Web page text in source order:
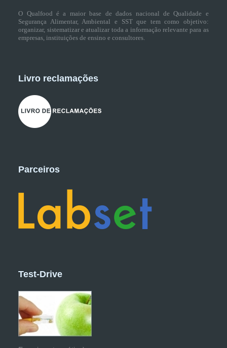
O Qualfood é a maior base de dados nacional de Qualidade e
Segurança Alimentar, Ambiental e SST que tem como objetivo:
organizar, sistematizar e atualizar toda a informação relevante para as
empresas, instituições de ensino e consultores.
Livro reclamações
Parceiros
Test-Drive